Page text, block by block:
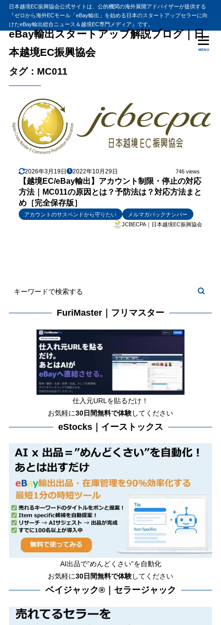
日本越境EC振興協会公式サイトは、公的機関の海外展開アドバイザーが提供する
『ゼロから海外ECモール「eBay輸出」を始める日本のスタートアップセラーに向
けたeBay輸出総合ニュース＆越境EC専門メディア』です。
eBay輸出スタートアップ解説ブログ｜日
本越境EC振興協会
MENU
タグ：MC011
2026年3月19日 2022年10月29日 746 views
【越境EC/eBay輸出】アカウント制限・停止の対応
方法｜MC011の原因とは？予防法は？対応方法まと
め［完全保存版］
アカウントのサスペンドから守りたい
メルマガバックナンバー
JCBECPA｜日本越境EC振興協会
FuriMaster｜フリマスター
仕入元URLを貼るだけ！
お気軽に30日間無料で体験してください
eStocks｜イーストックス
AI出品で”めんどくさい”を自動化
お気軽に30日間無料で体験してください
ベイジャック®｜セラージャック